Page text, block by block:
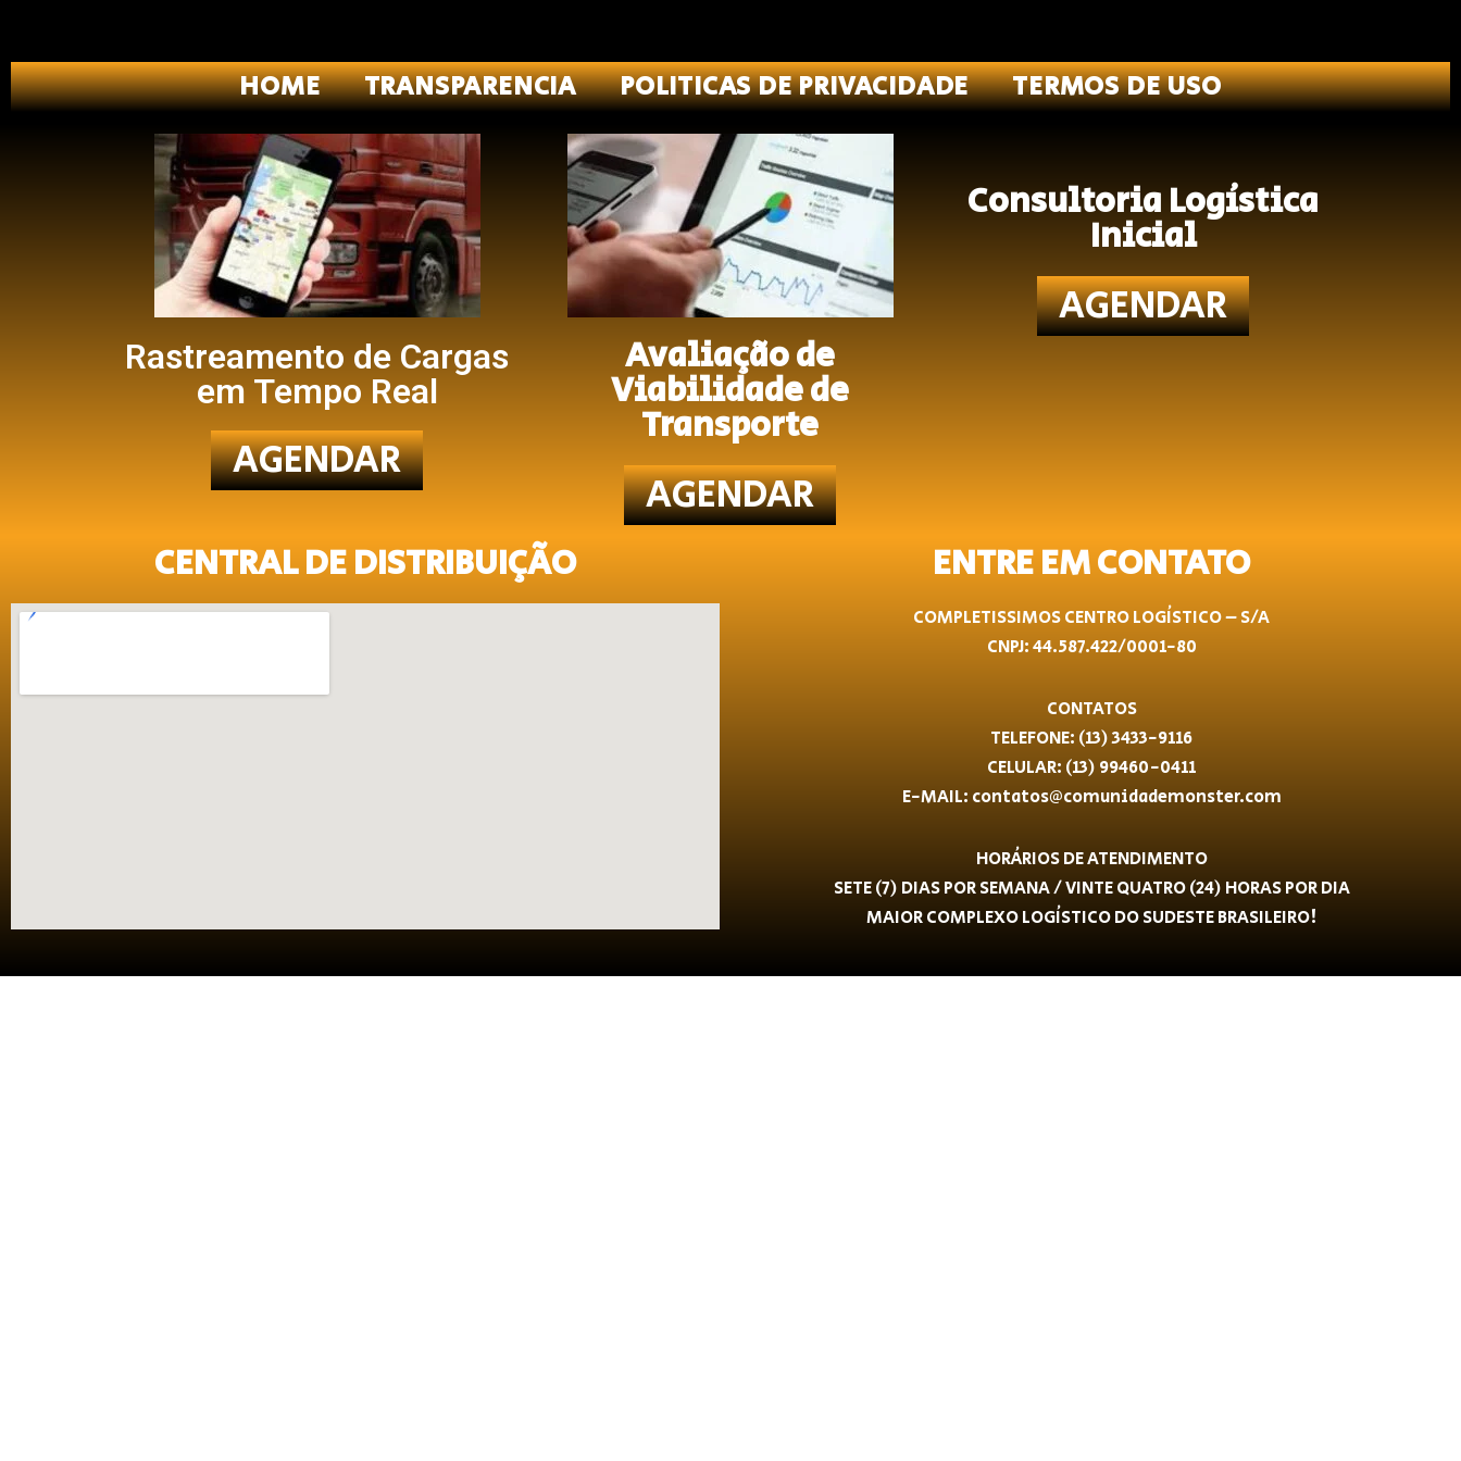
HOME TRANSPARENCIA POLITICAS DE PRIVACIDADE TERMOS DE USO
Rastreamento de Cargas
em Tempo Real
AGENDAR
Avaliação de
Viabilidade de
Transporte
AGENDAR
Consultoria Logística
Inicial
AGENDAR
CENTRAL DE DISTRIBUIÇÃO ENTRE EM CONTATO
COMPLETISSIMOS CENTRO LOGÍSTICO – S/A
CNPJ: 44.587.422/0001-80
CONTATOS
TELEFONE: (13) 3433-9116
CELULAR: (13) 99460-0411
E-MAIL: contatos@comunidademonster.com
HORÁRIOS DE ATENDIMENTO
SETE (7) DIAS POR SEMANA / VINTE QUATRO (24) HORAS POR DIA
MAIOR COMPLEXO LOGÍSTICO DO SUDESTE BRASILEIRO!